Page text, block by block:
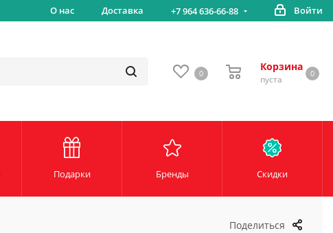
О нас Доставка +7 964 636-66-88 Войти
0
Корзина
пуста
0
Подарки Бренды Скидки
Поделиться